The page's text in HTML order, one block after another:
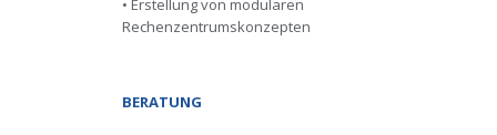
• Erstellung von modularen
Rechenzentrumskonzepten
BERATUNG